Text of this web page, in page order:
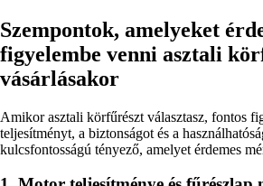
Szempontok, amelyeket
figyelembe venni asztali
vásárlásakor
Amikor asztali körfűrészt választasz, fontos
teljesítményt, a biztonságot és a
kulcsfontosságú tényező, amelyet érdemes